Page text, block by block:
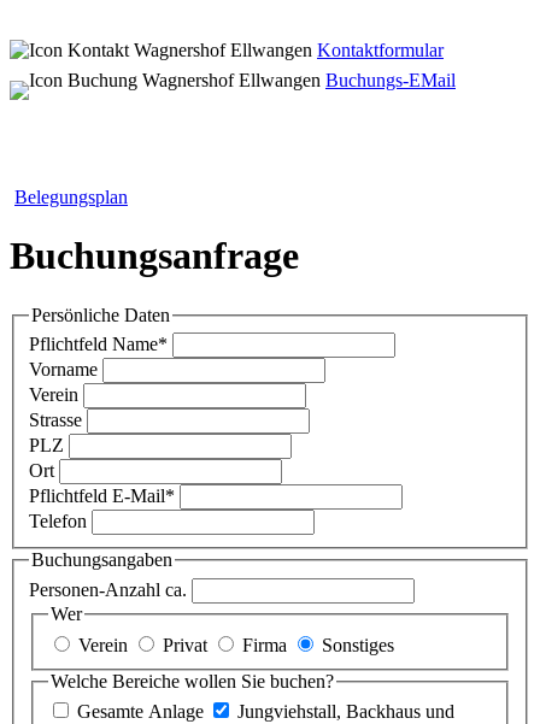
Kontaktformular
Buchungs-EMail
Belegungsplan
Buchungsanfrage
Persönliche Daten
Pflichtfeld Name*
Vorname
Verein
Strasse
PLZ
Ort
Pflichtfeld E-Mail*
Telefon
Buchungsangaben
Personen-Anzahl ca.
Wer
Verein
Privat Firma
Sonstiges
Welche Bereiche wollen Sie buchen?
Gesamte Anlage
Jungviehstall, Backhaus und